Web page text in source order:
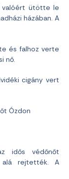
valóért ütötte le
házában. A
és falhoz verte
nő.
cigány vert
Ózdon
idős védőnőt
alá rejtették. A